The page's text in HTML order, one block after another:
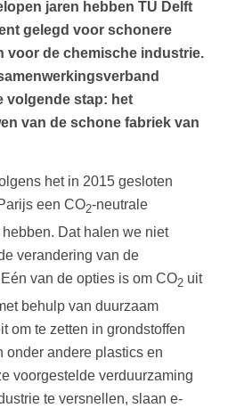
jaren hebben TU Delft
gelegd voor schonere
voor de chemische industrie.
volgende stap: het
van de schone fabriek van
het in 2015 gesloten
een CO2-neutrale
Dat halen we niet
verandering van de
van de opties is om CO2uit
behulp van duurzaam
om te zetten in grondstoffen
onder andere plastics en
voorgestelde verduurzaming
te versnellen, slaan e-